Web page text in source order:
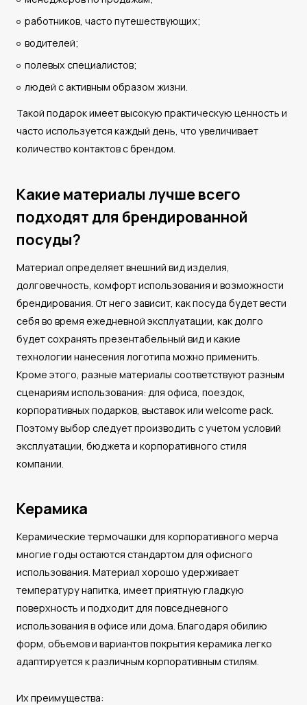
работников, часто путешествующих;
водителей;
полевых специалистов;
людей с активным образом жизни.
Такой подарок имеет высокую практическую ценность и
часто используется каждый день, что увеличивает
количество контактов с брендом.
Какие материалы лучше всего
подходят для брендированной
посуды?
Материал определяет внешний вид изделия,
долговечность, комфорт использования и возможности
брендирования. От него зависит, как посуда будет вести
себя во время ежедневной эксплуатации, как долго
будет сохранять презентабельный вид и какие
технологии нанесения логотипа можно применить.
Кроме этого, разные материалы соответствуют разным
сценариям использования: для офиса, поездок,
корпоративных подарков, выставок или welcome pack.
Поэтому выбор следует производить с учетом условий
эксплуатации, бюджета и корпоративного стиля
компании.
Керамика
Керамические термочашки для корпоративного мерча
многие годы остаются стандартом для офисного
использования. Материал хорошо удерживает
температуру напитка, имеет приятную гладкую
поверхность и подходит для повседневного
использования в офисе или дома. Благодаря обилию
форм, объемов и вариантов покрытия керамика легко
адаптируется к различным корпоративным стилям.
Их преимущества: